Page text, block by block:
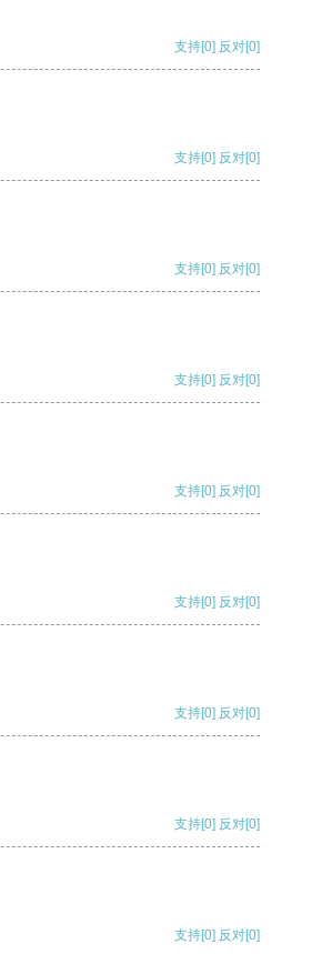
支持[0] 反对[0]
支持[0] 反对[0]
支持[0] 反对[0]
支持[0] 反对[0]
支持[0] 反对[0]
支持[0] 反对[0]
支持[0] 反对[0]
支持[0] 反对[0]
支持[0] 反对[0]